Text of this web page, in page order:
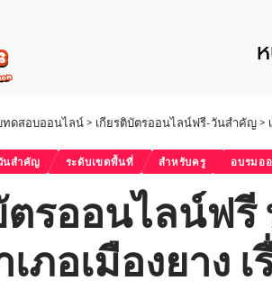
ทดสอบออนไลน์ > เกียรติบัตรออนไลน์ฟรี-วันสำคัญ >
นสำคัญ ระดับเขตพื้นที่ สำหรับครู อบรมอ
ตรออนไลน์ฟ
ภอเมืองยาง